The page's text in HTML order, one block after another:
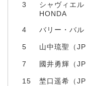
3
シャヴィエル
HONDA
4 バリー・バ
5 山中琉聖（
7 國井勇輝（
15 埜口遥希（